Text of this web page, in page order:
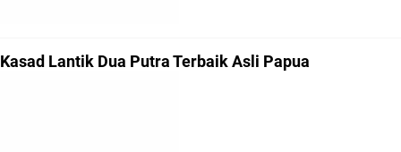
Kasad Lantik Dua Putra Terbaik Asli Papua